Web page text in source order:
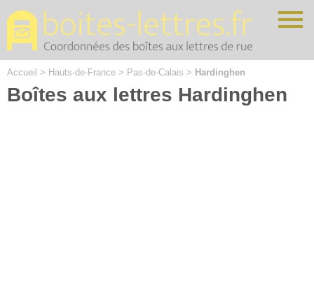
Accueil > Hauts-de-France > Pas-de-Calais > Hardinghen
Boîtes aux lettres Hardinghen